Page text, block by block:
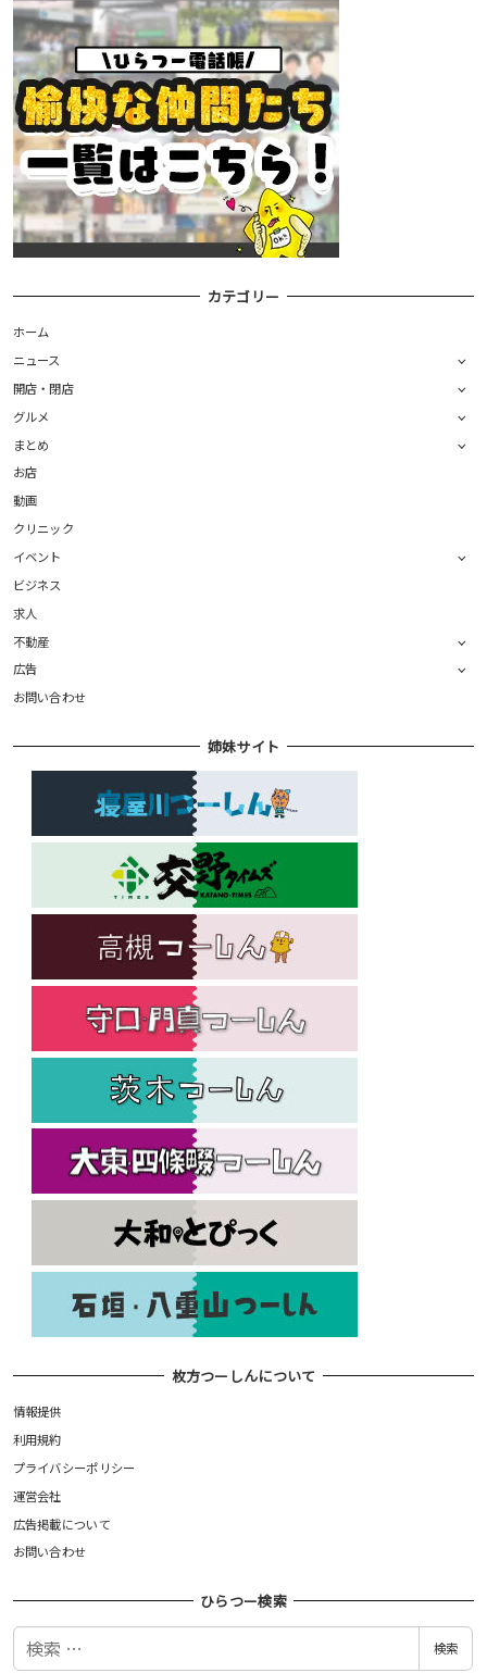
カテゴリー
ホーム
ニュース
開店・閉店
グルメ
まとめ
お店
動画
クリニック
イベント
ビジネス
求人
不動産
広告
お問い合わせ
姉妹サイト
枚方つーしんについて
情報提供
利用規約
プライバシーポリシー
運営会社
広告掲載について
お問い合わせ
ひらつー検索
検
検索